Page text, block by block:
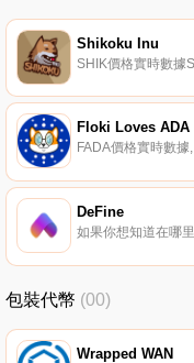
Shikoku Inu
Floki Loves ADA
DeFine
包裝代幣 (00)
Wrapped WAN